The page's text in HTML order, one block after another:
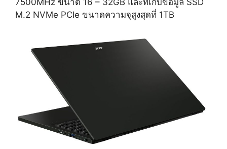
7500MHz ขนาด 16 – 32GB และที่เก็บข้อมูล SSD
M.2 NVMe PCIe ขนาดความจุสูงสุดที่ 1TB